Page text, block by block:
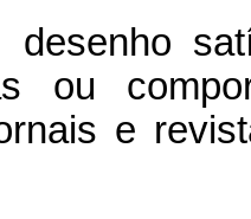
ou
e